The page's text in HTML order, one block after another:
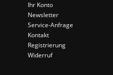
Ihr Konto
Newsletter
Service-Anfrage
Kontakt
Registrierung
Widerruf